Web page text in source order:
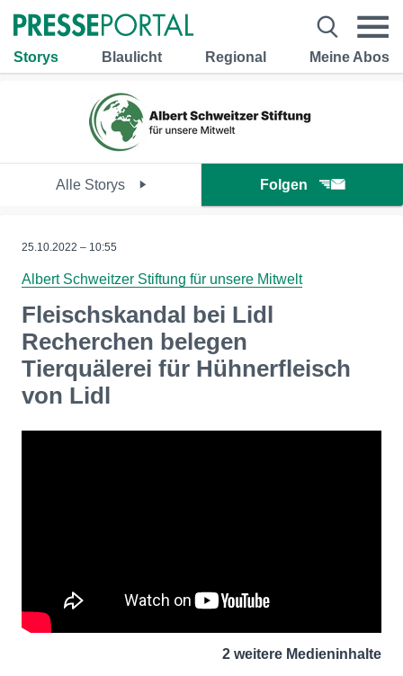
Storys Blaulicht Regional Meine Abos
Alle Storys Folgen
25.10.2022 – 10:55
Albert Schweitzer Stiftung für unsere Mitwelt
Fleischskandal bei Lidl
Recherchen belegen
Tierquälerei für Hühnerfleisch
von Lidl
2 weitere Medieninhalte